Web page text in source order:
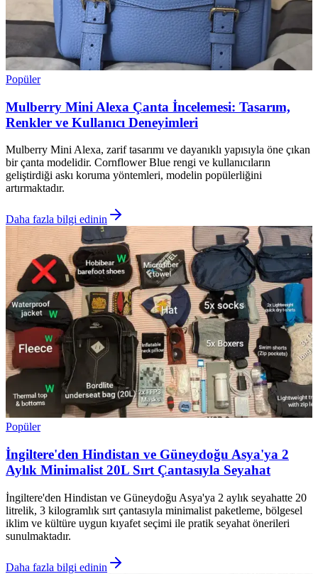
Popüler
Mulberry Mini Alexa Çanta İncelemesi: Tasarım,
Renkler ve Kullanıcı Deneyimleri
Mulberry Mini Alexa, zarif tasarımı ve dayanıklı yapısıyla öne çıkan
bir çanta modelidir. Cornflower Blue rengi ve kullanıcıların
geliştirdiği askı koruma yöntemleri, modelin popülerliğini
artırmaktadır.
Daha fazla bilgi edinin
Popüler
İngiltere'den Hindistan ve Güneydoğu Asya'ya 2
Aylık Minimalist 20L Sırt Çantasıyla Seyahat
İngiltere'den Hindistan ve Güneydoğu Asya'ya 2 aylık seyahatte 20
litrelik, 3 kilogramlık sırt çantasıyla minimalist paketleme, bölgesel
iklim ve kültüre uygun kıyafet seçimi ile pratik seyahat önerileri
sunulmaktadır.
Daha fazla bilgi edinin